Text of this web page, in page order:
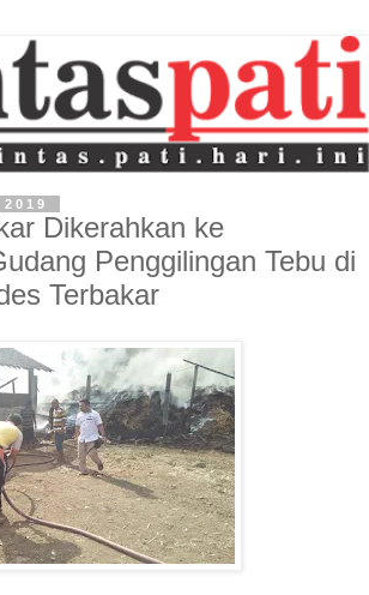
Dikerahkan ke
Penggilingan Tebu di
Terbakar